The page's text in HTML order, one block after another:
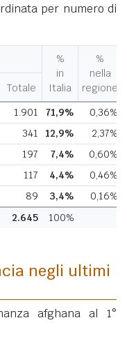
per numero di
%
in
Italia
%
nella
regione
Totale
1.901 71,9% 0,36%
341 12,9% 2,37%
197 7,4% 0,60%
117 4,4% 0,46%
89 3,4%
0,16%
2.645 100%
negli ultimi
afghana al 1°